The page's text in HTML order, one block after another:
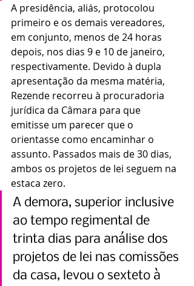
A presidência, aliás, protocolou
primeiro e os demais vereadores,
em conjunto, menos de 24 horas
depois, nos dias 9 e 10 de janeiro,
respectivamente. Devido à dupla
apresentação da mesma matéria,
Rezende recorreu à procuradoria
jurídica da Câmara para que
emitisse um parecer que o
orientasse como encaminhar o
assunto. Passados mais de 30 dias,
ambos os projetos de lei seguem na
estaca zero.
A demora, superior inclusive
ao tempo regimental de
trinta dias para análise dos
projetos de lei nas comissões
da casa, levou o sexteto à